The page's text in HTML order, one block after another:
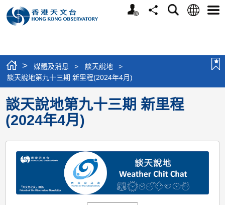
個
分
搜
語
選
> 媒體及消息 > 談天說地
>
談天說地第九十三期 新里程(2024年4月)
談天說地第九十三期 新里程
(2024年4月)